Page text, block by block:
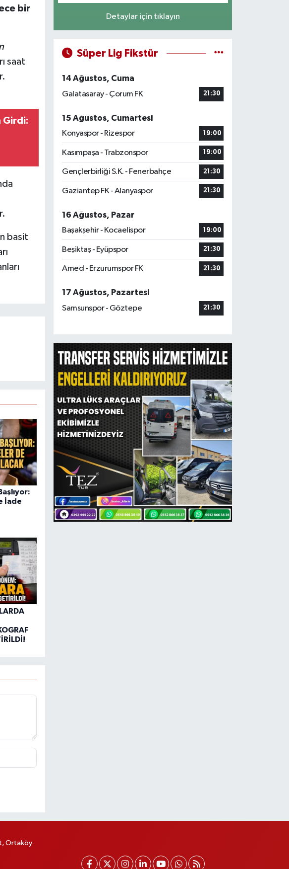
bir
saat
Girdi:
basit
İade
Detaylar için tıklayın
Süper Lig Fikstür
14 Ağustos, Cuma
Galatasaray - Çorum FK
21:30
15 Ağustos, Cumartesi
Konyaspor - Rizespor
19:00
Kasımpaşa - Trabzonspor 19:00
Gençlerbirliği S.K. - Fenerbahçe 21:30
Gaziantep FK - Alanyaspor 21:30
16 Ağustos, Pazar
Başakşehir - Kocaelispor
19:00
Beşiktaş - Eyüpspor 21:30
Amed - Erzurumspor FK 21:30
17 Ağustos, Pazartesi
Samsunspor - Göztepe
21:30
Ortaköy